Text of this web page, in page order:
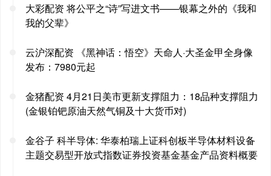
大彩配资 将公平之“诗”写进文书——银幕之外的《我和
我的父辈》
云沪深配资 《黑神话：悟空》天命人·大圣金甲全身像
发布：7980元起
金猪配资 4月21日美市更新支撑阻力：18品种支撑阻力
(金银铂钯原油天然气铜及十大货币对)
金谷子 科半导体: 华泰柏瑞上证科创板半导体材料设备
主题交易型开放式指数证券投资基金基金产品资料概要